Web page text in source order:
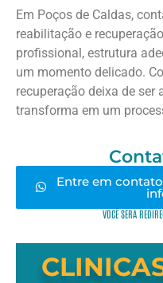
Em Poços de Caldas,
reabilitação e
profissional, estrutura
um momento delicado.
recuperação deixa de ser
transforma em um
Entre em
VOCÊ SERÁ